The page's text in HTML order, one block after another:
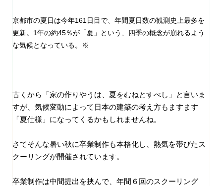
京都市の夏日は今年161日目で、年間夏日数の観測史上最多を
更新。1年の約45％が「夏」という、四季の概念が崩れるよう
な気候となっている。※
古くから「家の作りやうは、夏をむねとすべし」と言いま
すが、気候変動によって日本の建築の考え方もますます
「夏仕様」になってくるかもしれませんね。
さてそんな暑い秋に卒業制作も本格化し、熱気を帯びたス
クーリングが開催されています。
卒業制作は中間提出を挟んで、年間６回のスクーリング